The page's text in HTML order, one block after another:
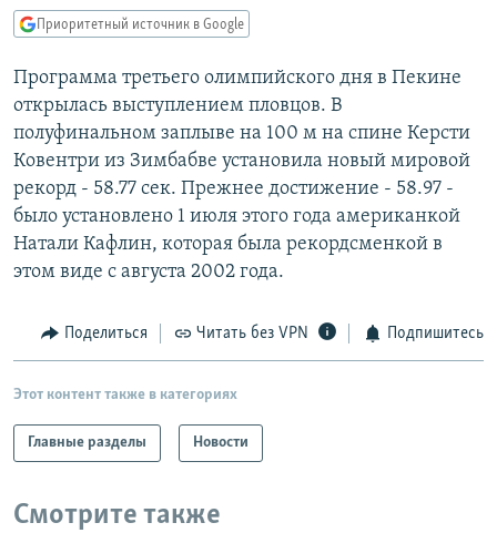
главной
навигации
Вернутся
поиску
IDEL.РЕАЛИИ
КАВКАЗ.РЕАЛИИ
СЕВЕР.РЕАЛИИ
СИБИРЬ.РЕАЛИИ
РАСПИСАНИЕ ВЕЩАНИЯ
ПОДПИШИТЕСЬ НА РАССЫЛКУ
Все сайты РСЕ/РС
Приоритетный источник в Google
Программа третьего олимпийского дня в Пекине
открылась выступлением пловцов. В
полуфинальном заплыве на 100 м на спине Керсти
Ковентри из Зимбабве установила новый мировой
рекорд - 58.77 сек. Прежнее достижение - 58.97 -
было установлено 1 июля этого года американкой
Натали Кафлин, которая была рекордсменкой в
этом виде с августа 2002 года.
Поделиться Читать без VPN Подпишитесь
Этот контент также в категориях
Главные разделы Новости
Смотрите также